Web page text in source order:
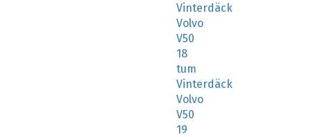
Vinterdäck
Volvo
V50
18
tum
Vinterdäck
Volvo
V50
19